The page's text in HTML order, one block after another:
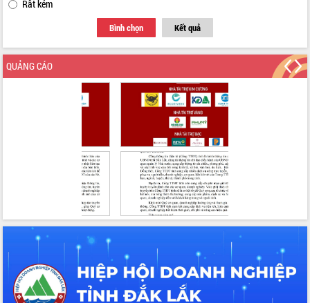
Chuyển đổi số 'mở đường' cho nông
nghiệp Đắk Lắk tăng trưởng bứt phá
Triển khai đồng bộ đo đạc, lập hồ sơ
địa chính, hoàn thiện cơ sở dữ liệu đất
Ứng dụng sinh trắc học - Bước tiến
Đắk Lắk nâng cao hiệu quả công tác
Đảng từ Sổ tay đảng viên điện tử
Đắk Lắk đẩy mạnh nuôi biển công
nghệ, hướng tới phát triển thủy sản
Tập huấn nâng cao năng lực triển khai
chuyển đổi số cho cán bộ, công chức
Đắk Lắk phát động hưởng ứng Ngày
Quyền của người tiêu dùng Việt Nam
2026
Rất kém
Bình chọn Kết quả
QUẢNG CÁO